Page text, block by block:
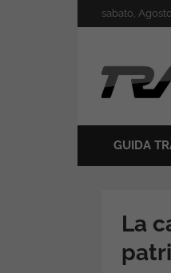
to
sabato,
GUIDA
La